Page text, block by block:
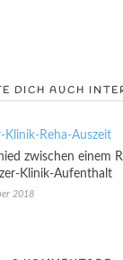
DICH AUCH
zwischen einem
Klinik-Aufenthalt
2018